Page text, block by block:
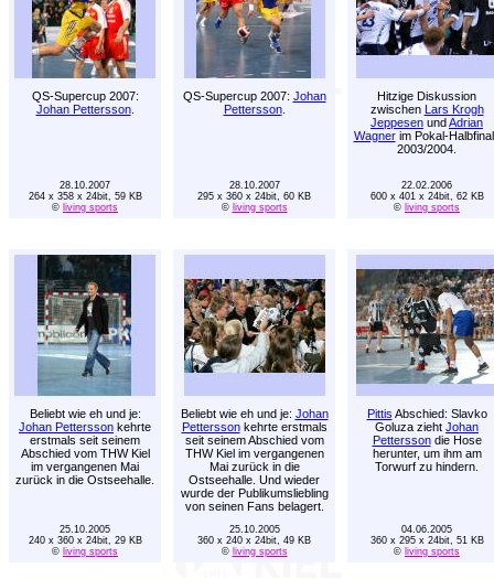
QS-Supercup 2007:
Johan Pettersson.
QS-Supercup 2007: Johan
Pettersson.
Hitzige Diskussion
zwischen Lars Krogh
Jeppesen undAdrian
Wagnerim Pokal-
2003/2004.
28.10.2007
264 x 358 x 24bit, 59 KB
© living sports
28.10.2007
295 x 360 x 24bit, 60 KB
© living sports
22.02.2006
600 x 401 x 24bit, 62 KB
© living sports
Beliebt wie eh und je:
Johan Pettersson kehrte
erstmals seit seinem
Abschied vom THW Kiel
im vergangenen Mai
zurück in die Ostseehalle.
Beliebt wie eh und je: Johan
Petterssonkehrte erstmals
seit seinem Abschied vom
THW Kiel im vergangenen
Mai zurück in die
Ostseehalle. Und wieder
wurde der Publikumsliebling
von seinen Fans belagert.
Pittis Abschied: Slavko
Goluza zieht Johan
Petterssondie Hose
herunter, um ihm am
Torwurf zu hindern.
25.10.2005
240 x 360 x 24bit, 29 KB
© living sports
25.10.2005
360 x 240 x 24bit, 49 KB
© living sports
04.06.2005
360 x 295 x 24bit, 51 KB
© living sports